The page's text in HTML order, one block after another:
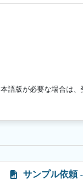
版が必要な場合は、
サンプル依頼